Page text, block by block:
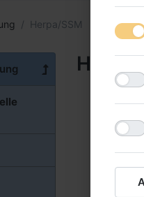
Herpa/SSM